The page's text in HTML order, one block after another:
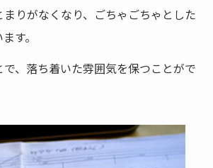
りがなくなり、ごちゃごちゃとした
す。
、落ち着いた雰囲気を保つことがで